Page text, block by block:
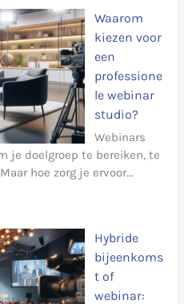
Waarom
kiezen voor
een
professione
le webinar
studio?
Webinars
je doelgroep te bereiken, te
hoe zorg je ervoor…
Hybride
bijeenkoms
t of
webinar: